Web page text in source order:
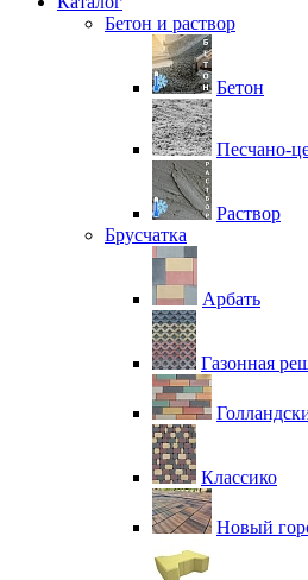
Бетон и раствор
Бетон
Песчано-
Раствор
Брусчатка
Арбать
Газонная
Классико
Новый